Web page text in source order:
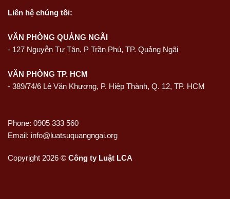
Liên hệ chúng tôi:
VĂN PHÒNG QUẢNG NGÃI
- 127 Nguyễn Tự Tân, P Trần Phú, TP. Quảng Ngãi
VĂN PHÒNG TP. HCM
- 389/74/6 Lê Văn Khương, P. Hiệp Thành, Q. 12, TP. HCM
Phone: 0905 333 560
Email: info@luatsuquangngai.org
Copyright 2026 © Công ty Luật LCA